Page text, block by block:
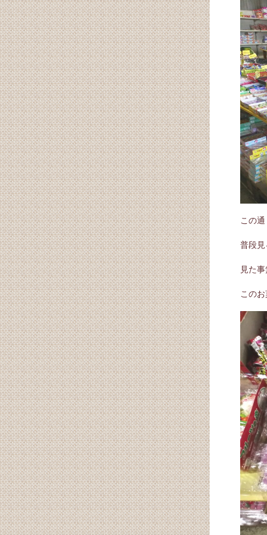
この
普段
見た
この